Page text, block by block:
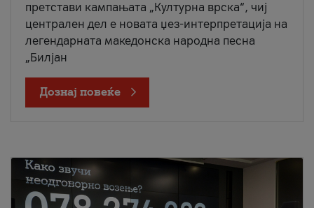
претстави кампањата „Културна врска“, чиј
централен дел е новата џез-интерпретација на
легендарната македонска народна песна
„Билјан
Дознај повеќе